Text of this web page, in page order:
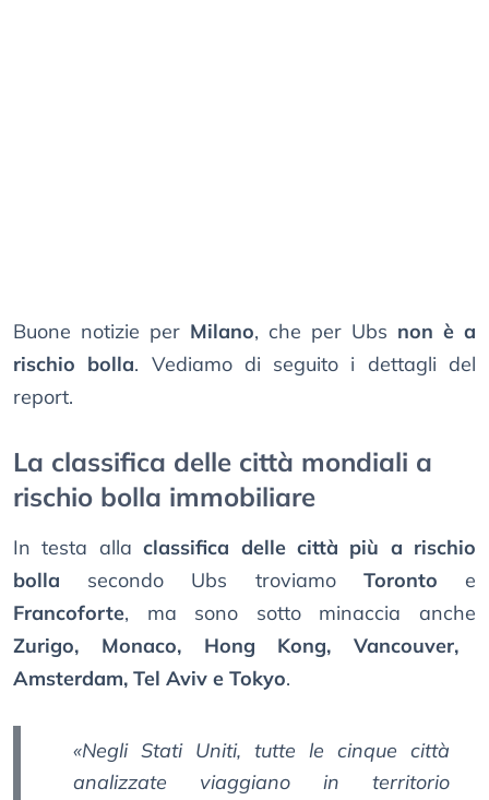
Buone notizie per Milano, che per Ubs non è a
rischio bolla. Vediamo di seguito i dettagli del
report.
La classifica delle città mondiali a
rischio bolla immobiliare
In testa allaclassifica delle città più a rischio
bolla secondo Ubs troviamo Torontoe
Francoforte, ma sono sotto minaccia anche
Zurigo, Monaco, Hong Kong, Vancouver,
Amsterdam, Tel Aviv e Tokyo.
«Negli Stati Uniti, tutte le cinque città
analizzate viaggiano in territorio